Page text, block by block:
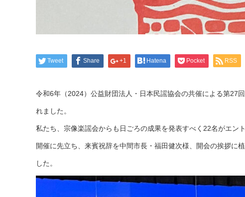
Tweet Share +1 Hatena Pocket RSS
令和6年（2024）公益財団法人・日本民謡協会の共催による第27
れました。
私たち、宗像楽謡会からも日ごろの成果を発表すべく22名がエン
開催に先立ち、来賓祝辞を中間市長・福田健次様、開会の挨拶に
した。